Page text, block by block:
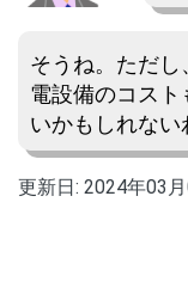
そうね。ただ
電設備のコスト
いかもしれない
更新日: 2024年03